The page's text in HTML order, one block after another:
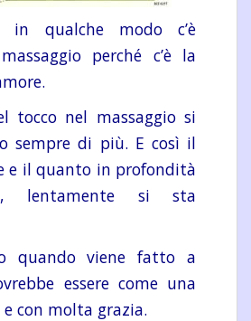
in qualche modo c’è
perché c’è la
tocco nel massaggio si
sempre di più. E così il
e il quanto in profondità
lentamente si sta
quando viene fatto a
essere come una
con molta grazia.